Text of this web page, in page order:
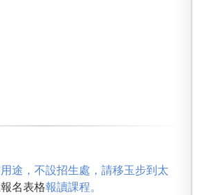
途，不設招生處，請移玉步到太
名表格報讀課程。